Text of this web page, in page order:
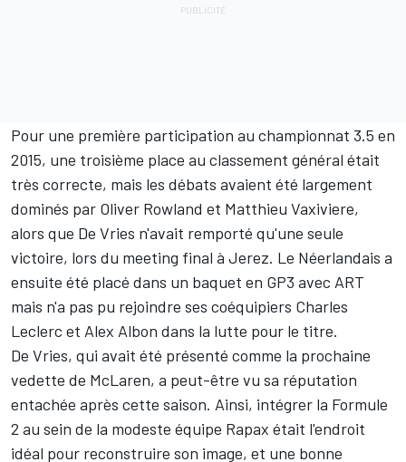
Pour une première participation au championnat 3.5 en
2015, une troisième place au classement général était
très correcte, mais les débats avaient été largement
dominés par Oliver Rowland et Matthieu Vaxiviere,
alors que De Vries n'avait remporté qu'une seule
victoire, lors du meeting final à Jerez. Le Néerlandais a
ensuite été placé dans un baquet en GP3 avec ART
mais n'a pas pu rejoindre ses coéquipiers Charles
Leclerc et Alex Albon dans la lutte pour le titre.
De Vries, qui avait été présenté comme la prochaine
vedette de McLaren, a peut-être vu sa réputation
entachée après cette saison. Ainsi, intégrer la Formule
2 au sein de la modeste équipe Rapax était l'endroit
idéal pour reconstruire son image, et une bonne